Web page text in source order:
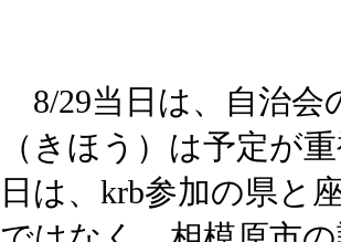
8/29当日は、自治会
（きほう）は予定が
日は、krb参加の県と